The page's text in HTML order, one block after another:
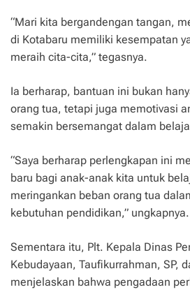
“Mari kita bergandengan tangan,
di Kotabaru memiliki kesempatan
meraih cita-cita,” tegasnya.
Ia berharap, bantuan ini bukan
orang tua, tetapi juga memotivasi
semakin bersemangat dalam
“Saya berharap perlengkapan ini
baru bagi anak-anak kita untuk
meringankan beban orang tua
kebutuhan pendidikan,” ungkapnya.
Sementara itu, Plt. Kepala Dinas
Kebudayaan, Taufikurrahman, SP,
menjelaskan bahwa pengadaan